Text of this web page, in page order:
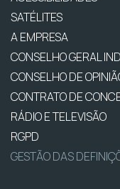
SATÉLITES
A EMPRESA
CONSELHO GERAL
CONSELHO DE
CONTRATO DE
RÁDIO E TELEVISÃO
RGPD
GESTÃO DAS